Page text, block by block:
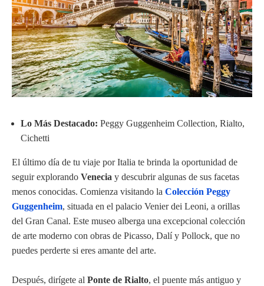
Lo Más Destacado: Peggy Guggenheim Collection, Rialto,
Cichetti
El último día de tu viaje por Italia te brinda la oportunidad de
seguir explorando Venecia y descubrir algunas de sus facetas
menos conocidas. Comienza visitando la Colección Peggy
Guggenheim, situada en el palacio Venier dei Leoni, a orillas
del Gran Canal. Este museo alberga una excepcional colección
de arte moderno con obras de Picasso, Dalí y Pollock, que no
puedes perderte si eres amante del arte.
Después, dirígete al Ponte de Rialto, el puente más antiguo y